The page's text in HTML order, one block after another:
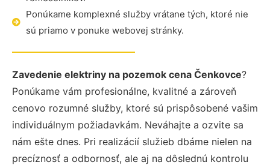
Ponúkame komplexné služby vrátane tých, ktoré nie
sú priamo v ponuke webovej stránky.
Zavedenie elektriny na pozemok cena Čenkovce?
Ponúkame vám profesionálne, kvalitné a zároveň
cenovo rozumné služby, ktoré sú prispôsobené vašim
individuálnym požiadavkám. Neváhajte a ozvite sa
nám ešte dnes. Pri realizácií služieb dbáme nielen na
precíznosť a odbornosť, ale aj na dôslednú kontrolu